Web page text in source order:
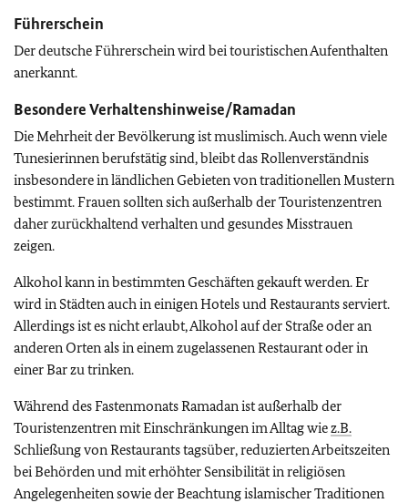
Führerschein
Der deutsche Führerschein wird bei touristischen Aufenthalten
anerkannt.
Besondere Verhaltenshinweise/Ramadan
Die Mehrheit der Bevölkerung ist muslimisch. Auch wenn viele
Tunesierinnen berufstätig sind, bleibt das Rollenverständnis
insbesondere in ländlichen Gebieten von traditionellen Mustern
bestimmt. Frauen sollten sich außerhalb der Touristenzentren
daher zurückhaltend verhalten und gesundes Misstrauen
zeigen.
Alkohol kann in bestimmten Geschäften gekauft werden. Er
wird in Städten auch in einigen Hotels und Restaurants serviert.
Allerdings ist es nicht erlaubt, Alkohol auf der Straße oder an
anderen Orten als in einem zugelassenen Restaurant oder in
einer Bar zu trinken.
Während des Fastenmonats Ramadan ist außerhalb der
Touristenzentren mit Einschränkungen im Alltag wiez.B.
Schließung von Restaurants tagsüber, reduzierten Arbeitszeiten
bei Behörden und mit erhöhter Sensibilität in religiösen
Angelegenheiten sowie der Beachtung islamischer Traditionen